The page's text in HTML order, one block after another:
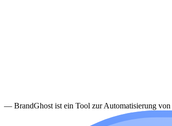
— BrandGhost ist ein Tool zur Automatisierung